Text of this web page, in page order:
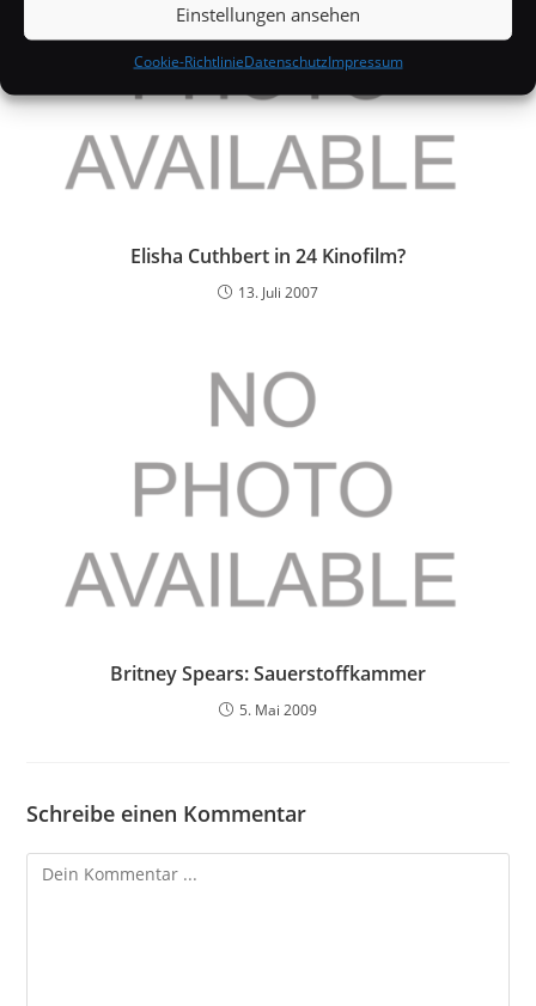
Einstellungen ansehen
Cookie-RichtlinieDatenschutzImpressum
Elisha Cuthbert in 24 Kinofilm?
13. Juli 2007
Britney Spears: Sauerstoffkammer
5. Mai 2009
Schreibe einen Kommentar
Kommentieren